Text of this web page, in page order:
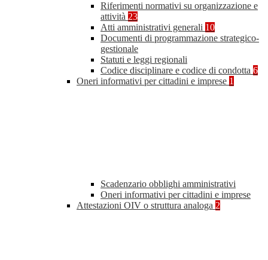
Riferimenti normativi su organizzazione e
attività 23
Atti amministrativi generali 10
Documenti di programmazione strategico-
gestionale
Statuti e leggi regionali
Codice disciplinare e codice di condotta 6
Oneri informativi per cittadini e imprese 1
Scadenzario obblighi amministrativi
Oneri informativi per cittadini e imprese
Attestazioni OIV o struttura analoga 2